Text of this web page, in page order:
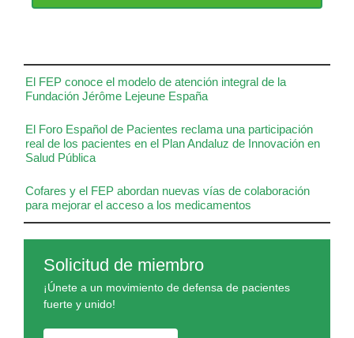
El FEP conoce el modelo de atención integral de la
Fundación Jérôme Lejeune España
El Foro Español de Pacientes reclama una participación
real de los pacientes en el Plan Andaluz de Innovación en
Salud Pública
Cofares y el FEP abordan nuevas vías de colaboración
para mejorar el acceso a los medicamentos
Solicitud de miembro
¡Únete a un movimiento de defensa de pacientes
fuerte y unido!